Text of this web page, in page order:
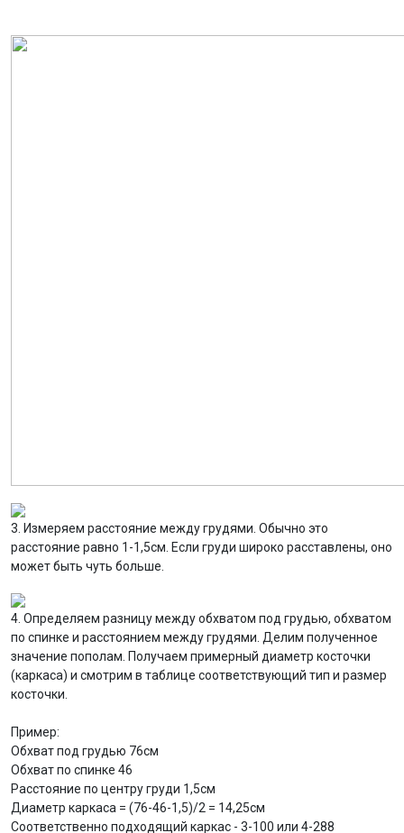
3. Измеряем расстояние между грудями. Обычно это
расстояние равно 1-1,5см. Если груди широко расставлены, оно
может быть чуть больше.
4. Определяем разницу между обхватом под грудью, обхватом
по спинке и расстоянием между грудями. Делим полученное
значение пополам. Получаем примерный диаметр косточки
(каркаса) и смотрим в таблице соответствующий тип и размер
косточки.
Пример:
Обхват под грудью 76см
Обхват по спинке 46
Расстояние по центру груди 1,5см
Диаметр каркаса = (76-46-1,5)/2 = 14,25см
Соответственно подходящий каркас - 3-100 или 4-288